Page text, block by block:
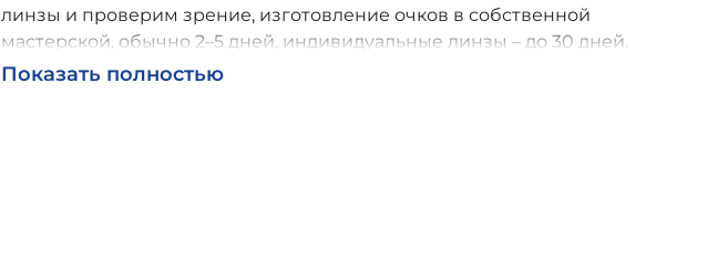
линзы и проверим зрение, изготовление очков в собственной
мастерской, обычно 2–5 дней, индивидуальные линзы – до 30 дней.
Возможна доставка по России.
Показать полностью